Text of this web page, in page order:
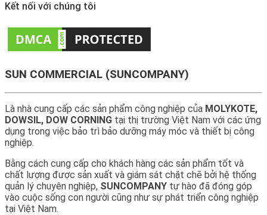
Kết nối với chúng tôi
SUN COMMERCIAL (SUNCOMPANY)
Là nhà cung cấp các sản phẩm công nghiệp của MOLYKOTE,
DOWSIL, DOW CORNING tại thị trường Việt Nam với các ứng
dụng trong việc bảo trì bảo dưỡng máy móc và thiết bị công
nghiệp.
Bằng cách cung cấp cho khách hàng các sản phẩm tốt và
chất lượng được sản xuất và giám sát chặt chẽ bởi hệ thống
quản lý chuyên nghiệp, SUNCOMPANY tự hào đã đóng góp
vào cuộc sống con người cũng như sự phát triển công nghiệp
tại Việt Nam.